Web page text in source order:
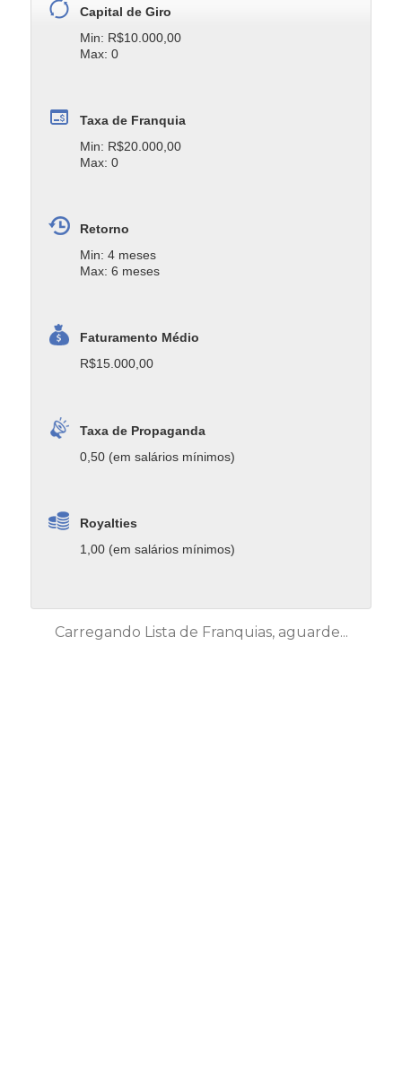
Capital de Giro
Min: R$10.000,00
Max: 0
Taxa de Franquia
Min: R$20.000,00
Max: 0
Retorno
Min: 4 meses
Max: 6 meses
Faturamento Médio
R$15.000,00
Taxa de Propaganda
0,50 (em salários mínimos)
Royalties
1,00 (em salários mínimos)
Carregando Lista de Franquias, aguarde...